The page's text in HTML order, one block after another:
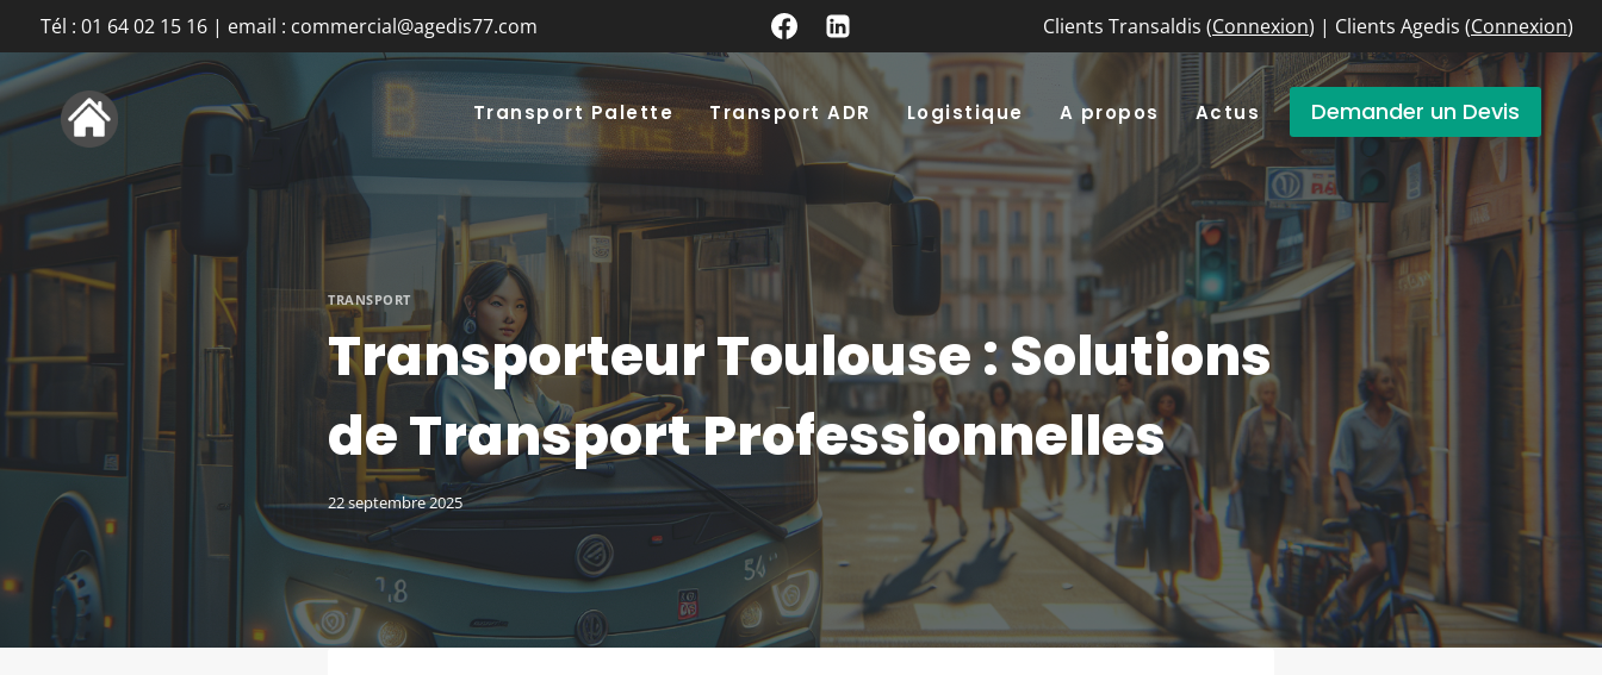
contenu
Tél : 01 64 02 15 16 | email : commercial@agedis77.com Clients Transaldis (Connexion) | Clients Agedis (Connexion)
Transport Palette Transport ADR Logistique A propos Actus Demander un Devis
TRANSPORT
Transporteur Toulouse : Solutions
de Transport Professionnelles
22 septembre 2025